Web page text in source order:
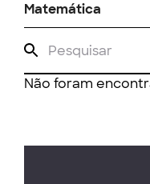
Matemática
Não foram